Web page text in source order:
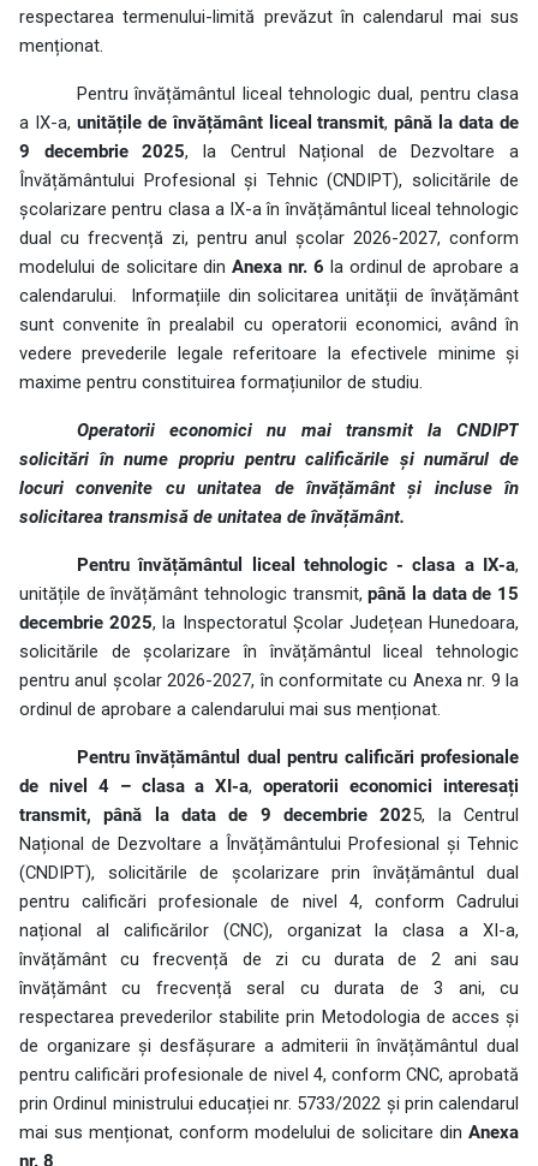
respectarea termenului-limită prevăzut în calendarul mai sus
menționat.
Pentru învățământul liceal tehnologic dual, pentru clasa
a IX-a, unitățile de învățământ liceal transmit,până la data de
9 decembrie 2025, la Centrul Național de Dezvoltare a
Învățământului Profesional și Tehnic (CNDIPT), solicitările de
școlarizare pentru clasa a IX-a în învățământul liceal tehnologic
dual cu frecvență zi, pentru anul școlar 2026-2027, conform
modelului de solicitare dinAnexa nr. 6 la ordinul de aprobare a
calendarului.
Informațiile din solicitarea unității de învățământ
sunt convenite în prealabil cu operatorii economici, având în
vedere prevederile legale referitoare la efectivele minime și
maxime pentru constituirea formațiunilor de studiu.
Operatorii economici nu mai transmit la CNDIPT
solicitări în nume propriu pentru calificările și numărul de
locuri convenite cu unitatea de învățământ și incluse în
solicitarea transmisă de unitatea de învățământ.
Pentru învățământul liceal tehnologic - clasa a IX-a,
unitățile de învățământ tehnologic transmit,până la data de 15
decembrie 2025, la Inspectoratul Școlar Județean Hunedoara,
solicitările de școlarizare în învățământul liceal tehnologic
pentru anul școlar 2026-2027, în conformitate cu Anexa nr. 9 la
ordinul de aprobare a calendarului mai sus menționat.
Pentru învățământul dual pentru calificări profesionale
de nivel 4 – clasa a XI-a,operatorii economici interesați
transmit, până la data de 9 decembrie 2025, la Centrul
Național de Dezvoltare a Învățământului Profesional și Tehnic
(CNDIPT), solicitările de școlarizare prin învățământul dual
pentru calificări profesionale de nivel 4, conform Cadrului
național al calificărilor (CNC), organizat la clasa a XI-a,
învățământ cu frecvență de zi cu durata de 2 ani sau
învățământ cu frecvență seral cu durata de 3 ani, cu
respectarea prevederilor stabilite prin Metodologia de acces și
de organizare și desfășurare a admiterii în învățământul dual
pentru calificări profesionale de nivel 4, conform CNC, aprobată
prin Ordinul ministrului educației nr. 5733/2022 și prin calendarul
mai sus menționat, conform modelului de solicitare din Anexa
nr. 8